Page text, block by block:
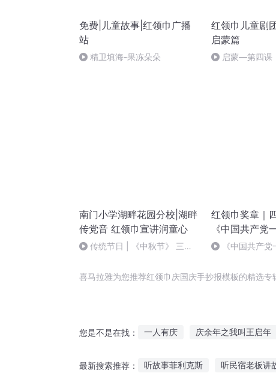
免费|儿童故事|红领巾广播
站
精卫填海-果冻朵朵
红领巾儿童剧
启蒙篇
启蒙—第四课
南门小学湖畔花园分校|湖畔
传党音 红领巾宣讲润童心
传统节日 | 《中秋节》 三
红领巾奖章｜
《中国共产党
《中国共产
喜马拉雅为您推荐红领巾庆国庆手抄报模板的精选
您是不是在找： 一人有庆 庆余年之我叫王启年
最新搜索推荐： 听故事菲利克斯 听民宿老板讲